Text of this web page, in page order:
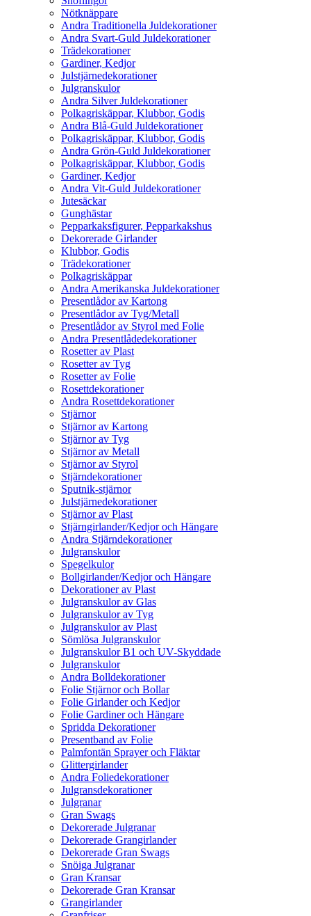
Nötknäppare
Andra Traditionella Juldekorationer
Andra Svart-Guld Juldekorationer
Trädekorationer
Gardiner, Kedjor
Julstjärnedekorationer
Julgranskulor
Andra Silver Juldekorationer
Polkagriskäppar, Klubbor, Godis
Andra Blå-Guld Juldekorationer
Polkagriskäppar, Klubbor, Godis
Andra Grön-Guld Juldekorationer
Polkagriskäppar, Klubbor, Godis
Gardiner, Kedjor
Andra Vit-Guld Juldekorationer
Jutesäckar
Gunghästar
Pepparkaksfigurer, Pepparkakshus
Dekorerade Girlander
Klubbor, Godis
Trädekorationer
Polkagriskäppar
Andra Amerikanska Juldekorationer
Presentlådor av Kartong
Presentlådor av Tyg/Metall
Presentlådor av Styrol med Folie
Andra Presentlådedekorationer
Rosetter av Plast
Rosetter av Tyg
Rosetter av Folie
Rosettdekorationer
Andra Rosettdekorationer
Stjärnor
Stjärnor av Kartong
Stjärnor av Tyg
Stjärnor av Metall
Stjärnor av Styrol
Stjärndekorationer
Sputnik-stjärnor
Julstjärnedekorationer
Stjärnor av Plast
Stjärngirlander/Kedjor och Hängare
Andra Stjärndekorationer
Julgranskulor
Spegelkulor
Bollgirlander/Kedjor och Hängare
Dekorationer av Plast
Julgranskulor av Glas
Julgranskulor av Tyg
Julgranskulor av Plast
Sömlösa Julgranskulor
Julgranskulor B1 och UV-Skyddade
Julgranskulor
Andra Bolldekorationer
Folie Stjärnor och Bollar
Folie Girlander och Kedjor
Folie Gardiner och Hängare
Spridda Dekorationer
Presentband av Folie
Palmfontän Sprayer och Fläktar
Glittergirlander
Andra Foliedekorationer
Julgransdekorationer
Julgranar
Gran Swags
Dekorerade Julgranar
Dekorerade Grangirlander
Dekorerade Gran Swags
Snöiga Julgranar
Gran Kransar
Dekorerade Gran Kransar
Grangirlander